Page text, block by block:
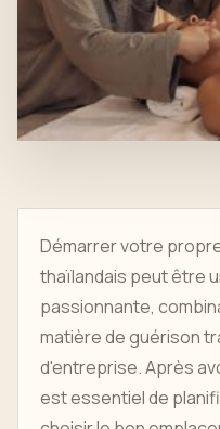
Démarrer votre
thaïlandais peut être
passionnante,
matière de guérison
d'entreprise. Après
est essentiel de